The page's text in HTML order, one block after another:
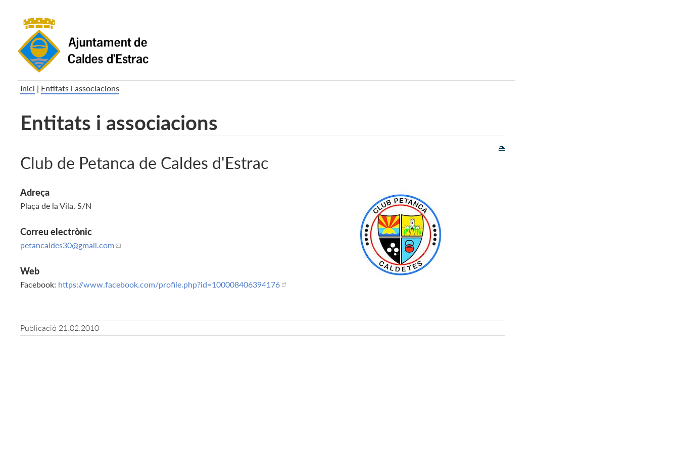
Inici | Entitats i associacions
Entitats i associacions
Club de Petanca de Caldes d'Estrac
Adreça
Plaça de la Vila, S/N
Correu electrònic
petancaldes30@gmail.com
Web
Facebook: https://www.facebook.com/profile.php?id=100008406394176
Publicació 21.02.2010